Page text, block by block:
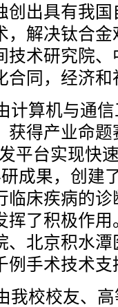
创出具有我
，解决钛合
技术研究院
合同，经济
计算机与通
获得产业命
平台实现快
成果，创建
临床疾病的
挥了积极作
、北京积水
例手术技术
我校校友、